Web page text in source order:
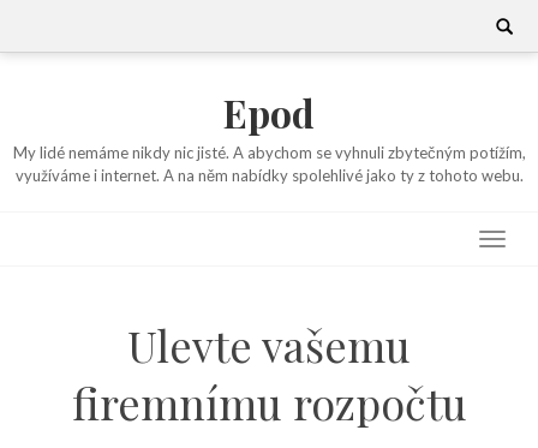
Search
Epod
My lidé nemáme nikdy nic jisté. A abychom se vyhnuli zbytečným potížím,
využíváme i internet. A na něm nabídky spolehlivé jako ty z tohoto webu.
Ulevte vašemu
firemnímu rozpočtu